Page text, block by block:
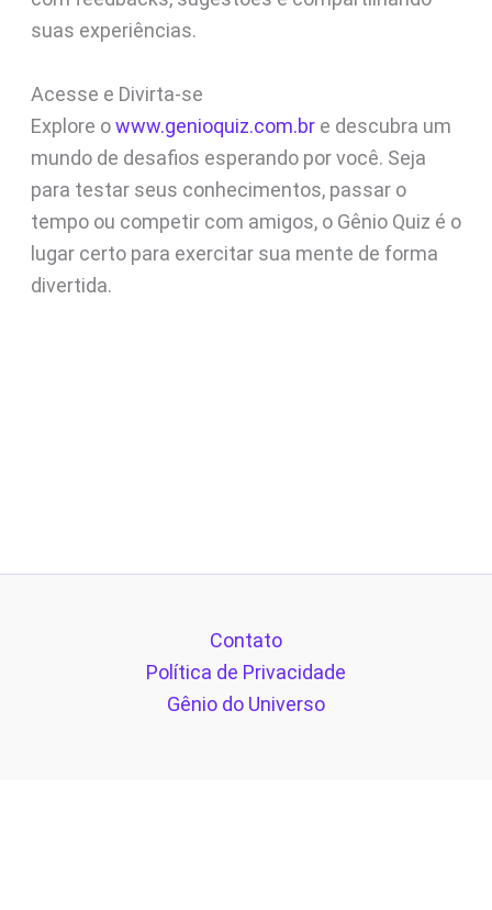
suas experiências.
Acesse e Divirta-se
Explore owww.genioquiz.com.bre descubra um
mundo de desafios esperando por você. Seja
para testar seus conhecimentos, passar o
tempo ou competir com amigos, o Gênio Quiz é o
lugar certo para exercitar sua mente de forma
divertida.
Contato
Política de Privacidade
Gênio do Universo